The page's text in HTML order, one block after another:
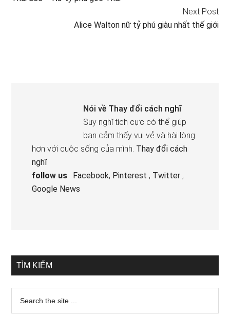
Next Post
Alice Walton nữ tỷ phú giàu nhất thế giới
Nói về Thay đổi cách nghĩ
Suy nghĩ tích cực có thể giúp
bạn cảm thấy vui vẻ và hài lòng
hơn với cuộc sống của mình. Thay đổi cách
nghĩ
follow us : Facebook, Pinterest , Twitter ,
Google News
TÌM KIẾM